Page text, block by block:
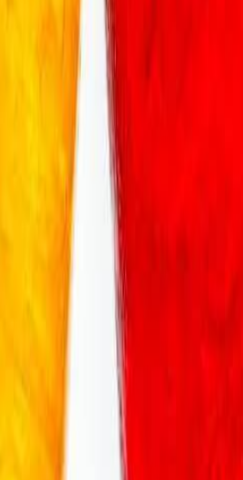
de consumidores de gaseosas
para las empresas
chilenos con 121 litros y los
per cápita.
refrescarse en los meses de
en momentos especiales
de bebidas